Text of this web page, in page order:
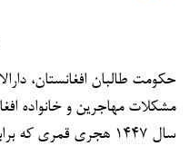
حکومت طالبان افغانستان،